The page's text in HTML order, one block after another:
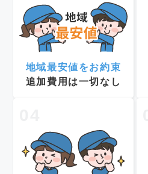
地域最安値をお約束
追加費用は一切なし